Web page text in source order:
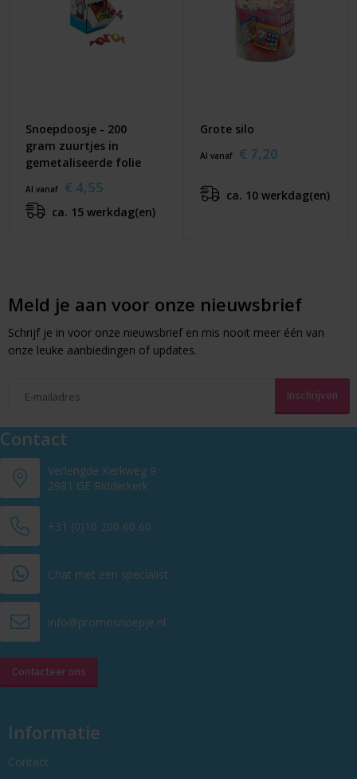
Snoepdoosje - 200
gram zuurtjes in
gemetaliseerde folie
Al vanaf € 4,55
ca. 15 werkdag(en)
Grote silo
Al vanaf € 7,20
ca. 10 werkdag(en)
Meld je aan voor onze nieuwsbrief
Schrijf je in voor onze nieuwsbrief en mis nooit meer één van
onze leuke aanbiedingen of updates.
Contact
Verlengde Kerkweg 9
2981 GE Ridderkerk
+31 (0)10 200 60 60
Chat met een specialist
info@promosnoepje.nl
Contacteer ons
Informatie
Contact